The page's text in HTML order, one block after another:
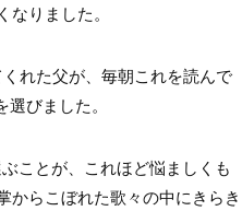
りました。
れた父が、毎朝これを読んで
びました。
ことが、これほど悩ましくも
からこぼれた歌々の中にきらき